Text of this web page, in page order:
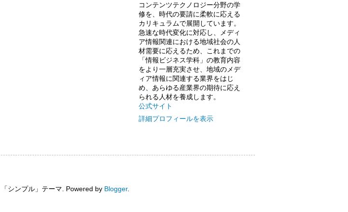
コンテンツテクノロジー分野の学
修を、時代の要請に柔軟に応える
カリキュラムで展開しています。
急速な時代変化に対応し、メディ
ア情報関連における地域社会の人
材需要に応えるため、これまでの
「情報ビジネス学科」の教育内容
をより一層充実させ、地域のメデ
ィア情報に関連する業界をはじ
め、あらゆる産業界の期待に応え
られる人材を養成します。
公式サイト
詳細プロフィールを表示
シンプル」テーマ. Powered by Blogger.